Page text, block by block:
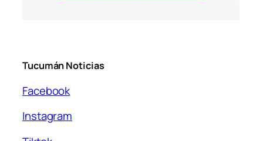
Tucumán Noticias
Facebook
Instagram